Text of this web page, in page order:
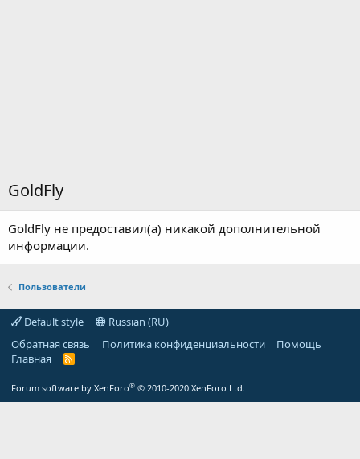
GoldFly
GoldFly не предоставил(а) никакой дополнительной
информации.
Пользователи
Default style
Russian (RU)
Обратная связь
Политика конфиденциальности
Помощь
Главная
R
Forum software by XenForo® © 2010-2020 XenForo Ltd.